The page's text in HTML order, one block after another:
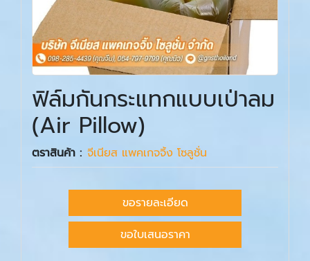
ฟิล์มกันกระแทกแบบเป่าลม
(Air Pillow)
ตราสินค้า : จีเนียส แพคเกจจิ้ง โซลูชั่น
ขอรายละเอียด
ขอใบเสนอราคา